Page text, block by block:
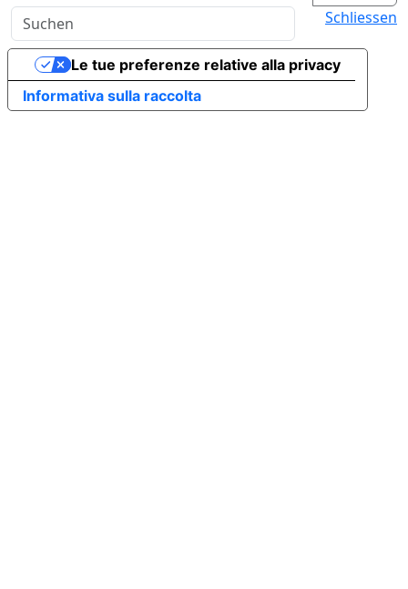
Schliessen
Informativa sulla raccolta
Le tue preferenze relative alla privacy